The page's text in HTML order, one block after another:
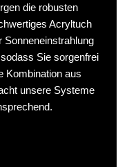
die robusten
Acryltuch
Sie sorgenfrei
Kombination aus
unsere Systeme